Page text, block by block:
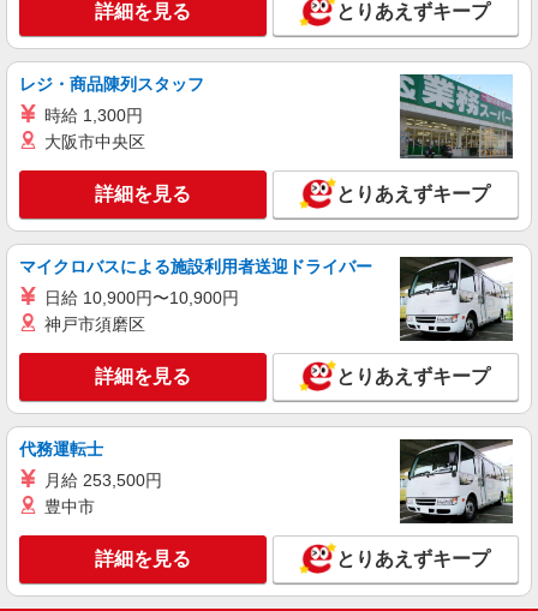
株式会社シエロ
人気機種に詳しくなれる携帯販売
【softbank】
時給1400円〜1450円（経験・能力による） ※
残業代支給 ★交通費別途支給（規定あり） ゜
+゜・。○。・゜+゜・。○。・゜+゜ 入社祝い金10
万円支給(規定有) お友達を紹介頂くと, インセンテ
ィブ支給(規定有) ★月2回払い・週払い可能（規程
有）★ ゜・。○。・゜+゜・。○。・゜+゜
詳細を見る
紹介予定派遣
株式会社シエロ
【楽天モバイル】の携帯販売スタッフ
時給1650円〜1850円（経験・能力による） ※
残業代支給 ★交通費別途支給（規定あり） ゜
+゜・。○。・゜+゜・。○。・゜+゜ 入社祝い金10
万円支給(規定有) お友達を紹介頂くと, インセンテ
有）★ ゜・。○。・゜+゜・。○。・゜+゜
山口県山口市の楽天モバイルショップ
詳細を見る
紹介予定派遣
株式会社シエロ
【エーユー】の店舗スタッフ
時給1350円〜 ※残業代支給 ★交通費別途支給
詳細を見る とりあえずキープ
レジ・商品陳列スタッフ
時給 1,300円
大阪市中央区
詳細を見る とりあえずキープ
マイクロバスによる施設利用者送迎ドライバー
日給 10,900円〜10,900円
神戸市須磨区
詳細を見る とりあえずキープ
代務運転士
月給 253,500円
豊中市
詳細を見る とりあえずキープ